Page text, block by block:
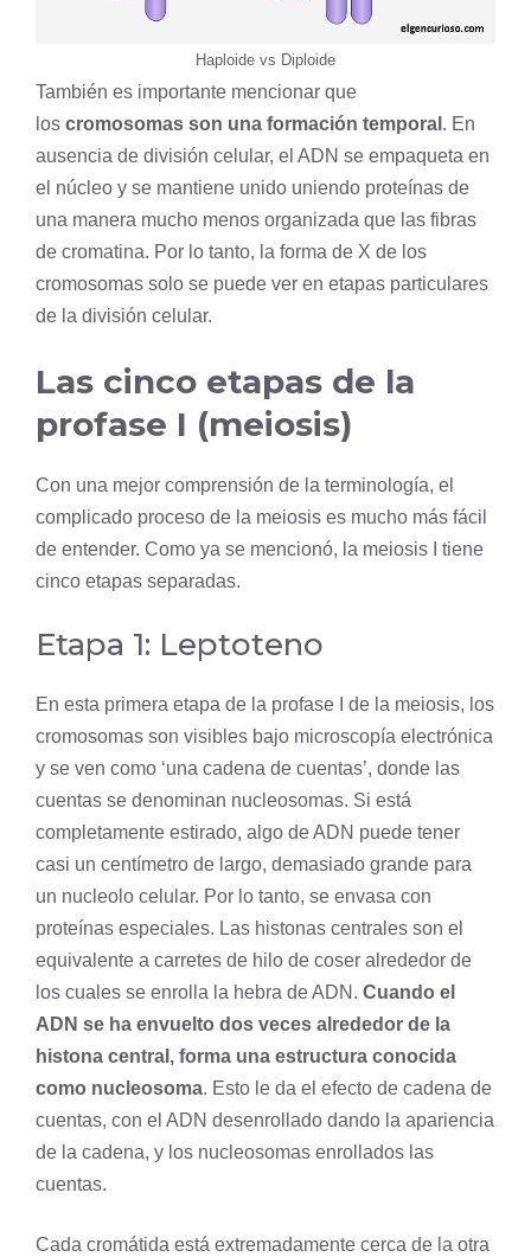
Haploide vs Diploide
También es importante mencionar que
los cromosomas son una formación temporal . En
ausencia de división celular, el ADN se empaqueta en
el núcleo y se mantiene unido uniendo proteínas de
una manera mucho menos organizada que las fibras
de cromatina. Por lo tanto, la forma de X de los
cromosomas solo se puede ver en etapas particulares
de la división celular.
Las cinco etapas de la
profase I (meiosis)
Con una mejor comprensión de la terminología, el
complicado proceso de la meiosis es mucho más fácil
de entender. Como ya se mencionó, la meiosis I tiene
cinco etapas separadas.
Etapa 1: Leptoteno
En esta primera etapa de la profase I de la meiosis, los
cromosomas son visibles bajo microscopía electrónica
y se ven como ‘una cadena de cuentas’, donde las
cuentas se denominan nucleosomas. Si está
completamente estirado, algo de ADN puede tener
casi un centímetro de largo, demasiado grande para
un nucleolo celular. Por lo tanto, se envasa con
proteínas especiales. Las histonas centrales son el
equivalente a carretes de hilo de coser alrededor de
los cuales se enrolla la hebra de ADN. Cuando el
ADN se ha envuelto dos veces alrededor de la
histona central, forma una estructura conocida
como nucleosoma. Esto le da el efecto de cadena de
cuentas, con el ADN desenrollado dando la apariencia
de la cadena, y los nucleosomas enrollados las
cuentas.
Cada cromátida está extremadamente cerca de la otra